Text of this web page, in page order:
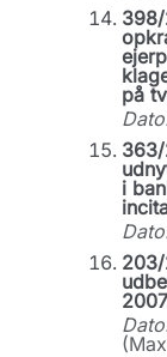
398/
på
i